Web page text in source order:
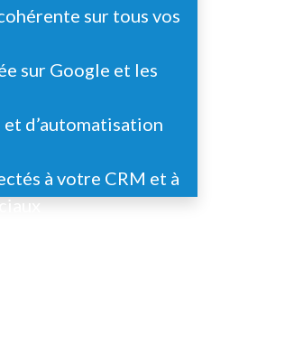
sur tous vos
sur Google et les
d’automatisation
à votre CRM et à